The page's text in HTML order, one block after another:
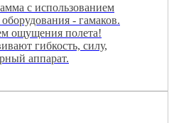
с использованием
- гамаков.
ощущения полета!
гибкость, силу,
аппарат.